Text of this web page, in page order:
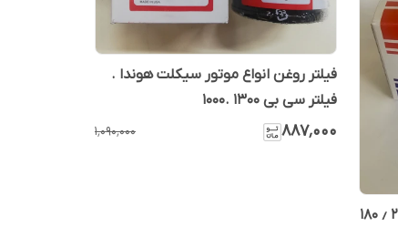
فیلتر روغن موتور سیکلت اپاچی ۲۰۰ ٫ ۱۸۰
فیلتر روغن انواع موتور سیکلت هوندا .
فیلتر سی بی 1300 .1000
۸۸۷٬۰۰۰ ۱٬۰۹۰٬۰۰۰